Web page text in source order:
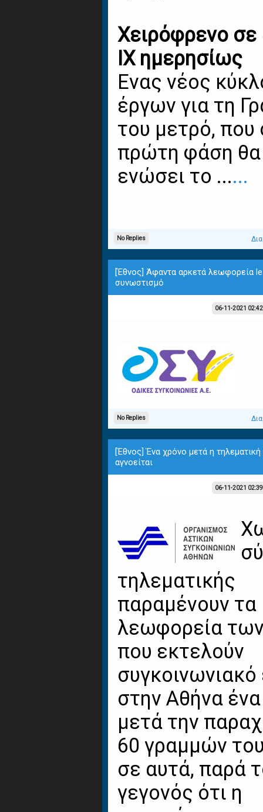
Χειρόφρενο σε
ΙΧ ημερησίως
Ενας νέος
έργων για τη
του μετρό, που
πρώτη φάση θα
ενώσει το ......
No Replies
[Έθνος] Άφαντα αρκετά λεωφορεία
συνωστισμό
06-11-2021
No Replies
[Έθνος] Ένα χρόνο μετά η
αγνοείται
06-11-2021
τηλεματικής
παραμένουν τα
λεωφορεία
που εκτελούν
συγκοινωνιακό
στην Αθήνα
μετά την
60 γραμμών
σε αυτά, παρά
γεγονός ότι η